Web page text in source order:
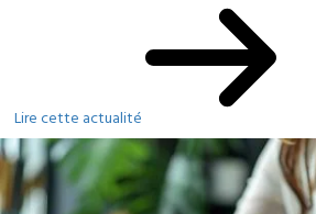
Lire cette actualité